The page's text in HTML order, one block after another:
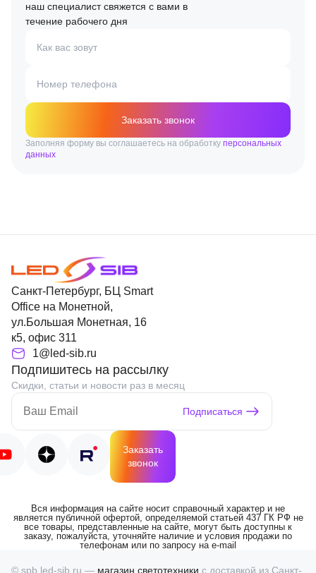
наш специалист свяжется с вами в
течение рабочего дня
Как вас зовут
Номер телефона
Заказать звонок
Заполняя форму вы соглашаетесь на обработку персональных
данных
Санкт-Петербург, БЦ Smart
Office на Монетной,
ул.Большая Монетная, 16
к5, офис 311
1@led-sib.ru
Подпишитесь на рассылку
Скидки, статьи и новости раз в месяц
Подписаться
Заказать
звонок
Вся информация на сайте носит справочный характер и не
является публичной офертой, определяемой статьей 437 ГК РФ не
все товары, представленные на сайте, могут быть доступны к
заказу, пожалуйста, уточняйте наличие и условия продажи по
телефонам или по запросу на e-mail
© spb.led-sib.ru — магазин светотехники с доставкой из Санкт-